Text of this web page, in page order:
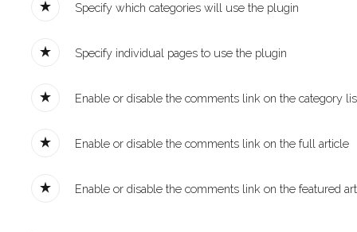
Specify which categories will use the plugin
Specify individual pages to use the plugin
Enable or disable the comments link on the category
Enable or disable the comments link on the full article
Enable or disable the comments link on the featured